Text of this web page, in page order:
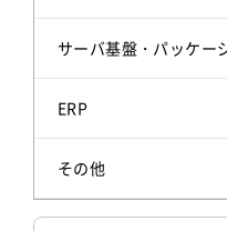
サーバ基盤・パッケー
ERP
その他